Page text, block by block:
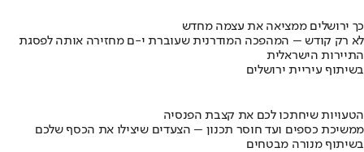
כך ירושלים ממציאה את עצמה מחדש
לא רק קודש – המהפכה המודרנית שעוברת י-ם מחזירה אותה לפסגת
התיירות הישראלית
בשיתוף עיריית ירושלים
הטעויות שיחתכו לכם את קצבת הפנסיה
ממשיכת כספים ועד חוסר תכנון – הצעדים שיצילו את הכסף שלכם
בשיתוף מנורה מבטחים